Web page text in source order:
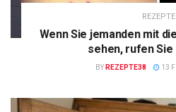
REZEPTE
Wenn Sie jemanden mit
sehen, rufen
BY REZEPTE38 13